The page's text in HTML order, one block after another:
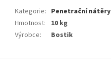
Kategorie: Penetrační nátěry
Hmotnost:
10 kg
Výrobce: Bostik